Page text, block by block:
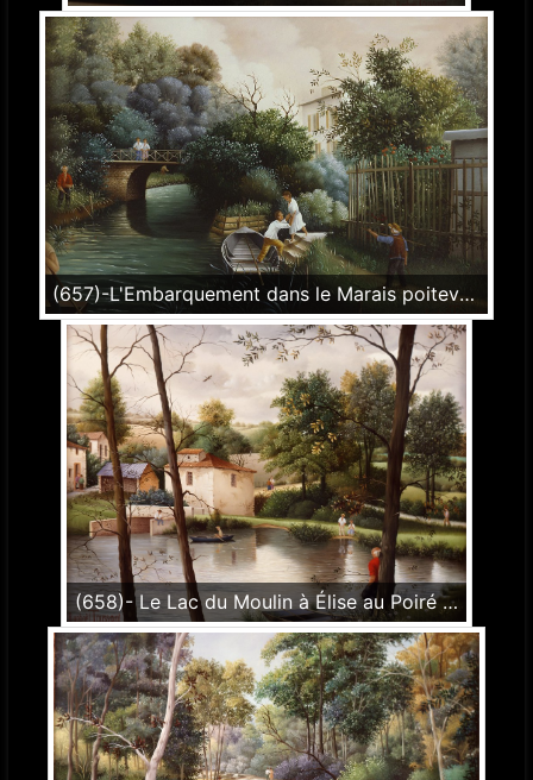
(657)-L'Embarquement dans le Marais poitevin-1989-hsb 24x35 cm.
(658)- Le Lac du Moulin à Élise au Poiré sur vie-1989-27x35 cm.